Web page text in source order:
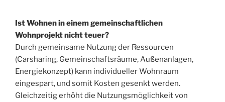
Ist Wohnen in einem gemeinschaftlichen
Wohnprojekt nicht teuer?
Durch gemeinsame Nutzung der Ressourcen
(Carsharing, Gemeinschaftsräume, Außenanlagen,
Energiekonzept) kann individueller Wohnraum
eingespart, und somit Kosten gesenkt werden.
Gleichzeitig erhöht die Nutzungsmöglichkeit von